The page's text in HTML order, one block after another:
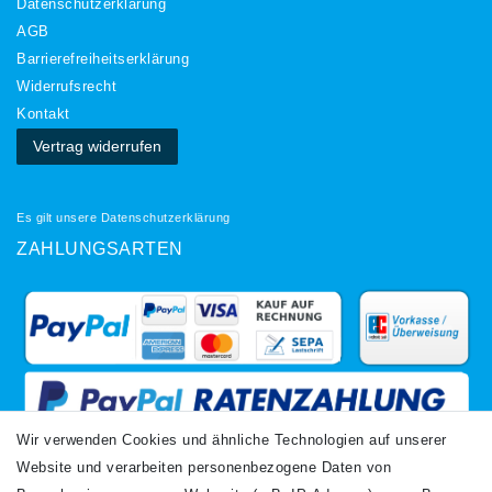
Daten­schutz­erklärung
AGB
Barrierefreiheitserklärung
Widerrufs­recht
Kontakt
Vertrag widerrufen
Es gilt unsere Datenschutzerklärung
ZAHLUNGSARTEN
Wir verwenden Cookies und ähnliche Technologien auf unserer
Website und verarbeiten personenbezogene Daten von